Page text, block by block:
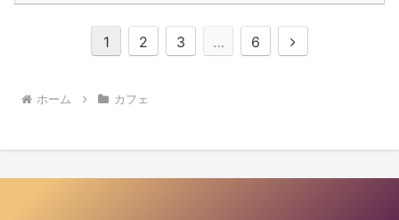
1 2 3 … 6
次
ホーム カフェ